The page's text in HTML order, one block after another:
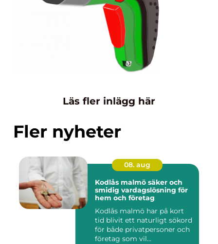
Läs fler inlägg här
Fler nyheter
08. aug
Kodlås malmö säker och
smidig vardagslösning för
hem och företag
Kodlås malmö har på kort
tid blivit ett naturligt sökord
för både privatpersoner och
företag som vil...